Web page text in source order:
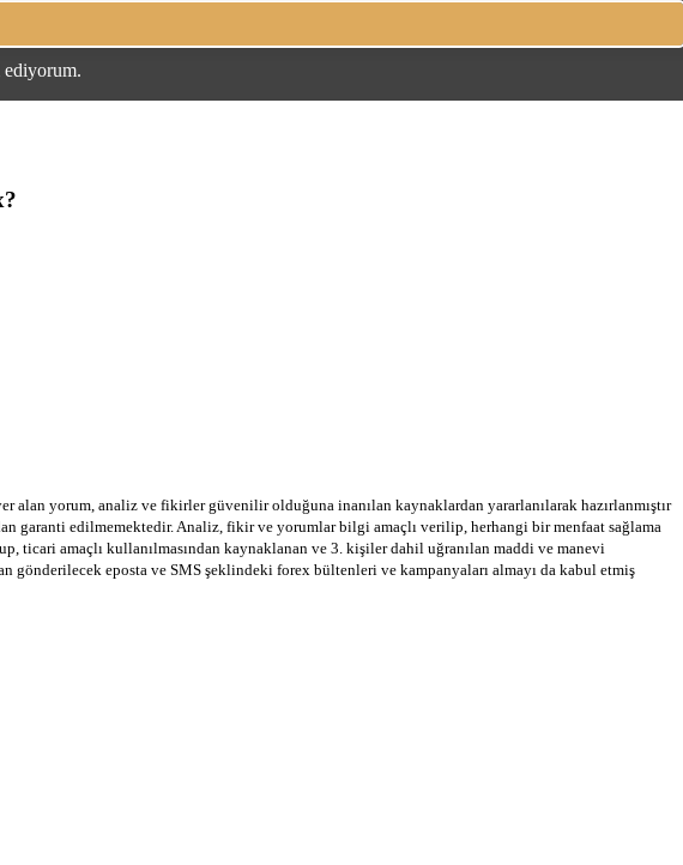
alan yorum, analiz ve fikirler güvenilir olduğuna inanılan kaynaklardan yararlanılarak hazırlanmıştır
garanti edilmemektedir. Analiz, fikir ve yorumlar bilgi amaçlı verilip, herhangi bir menfaat sağlama
amaçlı kullanılmasından kaynaklanan ve 3. kişiler dahil uğranılan maddi ve manevi
eposta ve SMS şeklindeki forex bültenleri ve kampanyaları almayı da kabul etmiş